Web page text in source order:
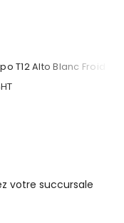
T12 Alto Blanc Froid
votre succursale